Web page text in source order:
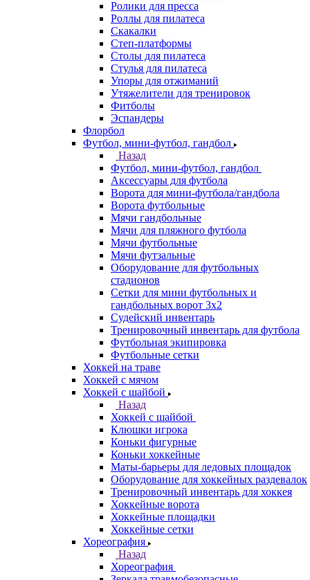
Ролики для пресса
Роллы для пилатеса
Скакалки
Степ-платформы
Столы для пилатеса
Стулья для пилатеса
Упоры для отжиманий
Утяжелители для тренировок
Фитболы
Эспандеры
Флорбол
Футбол, мини-футбол, гандбол
Назад
Футбол, мини-футбол, гандбол
Аксессуары для футбола
Ворота для мини-футбола/гандбола
Ворота футбольные
Мячи гандбольные
Мячи для пляжного футбола
Мячи футбольные
Мячи футзальные
Оборудование для футбольных
стадионов
Сетки для мини футбольных и
гандбольных ворот 3х2
Судейский инвентарь
Тренировочный инвентарь для футбола
Футбольная экипировка
Футбольные сетки
Хоккей на траве
Хоккей с мячом
Хоккей с шайбой
Назад
Хоккей с шайбой
Клюшки игрока
Коньки фигурные
Коньки хоккейные
Маты-барьеры для ледовых площадок
Оборудование для хоккейных раздевалок
Тренировочный инвентарь для хоккея
Хоккейные ворота
Хоккейные площадки
Хоккейные сетки
Хореография
Назад
Хореография